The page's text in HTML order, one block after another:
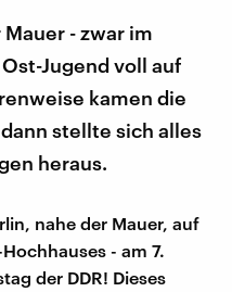
- zwar im
Jugend voll auf
kamen die
stellte sich alles
heraus.
nahe der Mauer, auf
- am 7.
der DDR! Dieses